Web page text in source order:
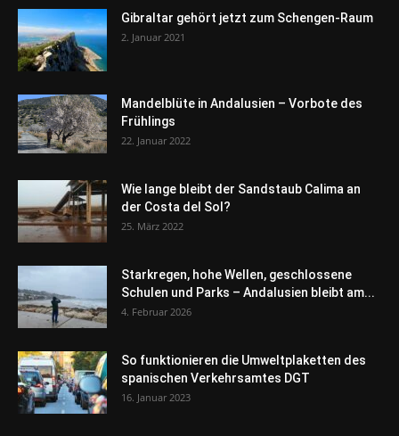
Gibraltar gehört jetzt zum Schengen-Raum
2. Januar 2021
Mandelblüte in Andalusien – Vorbote des
Frühlings
22. Januar 2022
Wie lange bleibt der Sandstaub Calima an
der Costa del Sol?
25. März 2022
Starkregen, hohe Wellen, geschlossene
Schulen und Parks – Andalusien bleibt am...
4. Februar 2026
So funktionieren die Umweltplaketten des
spanischen Verkehrsamtes DGT
16. Januar 2023